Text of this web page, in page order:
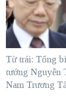
"Tìm"NGƯỜI VIỆT
ĐỜI SỐNG
KINH TẾ
KHOA HỌC
SỨC KHOẺ
TẠI
HÀNH TRÌNH
MỘT NĂM
GIẢI MÃ
NGÀY TỊ NẠN
TRỊNH VĨNH
VIDEO
NGHE
MẠNG XÃ HỘI
Từ trái: Tổng
tướng Nguyễn
Nam Trương